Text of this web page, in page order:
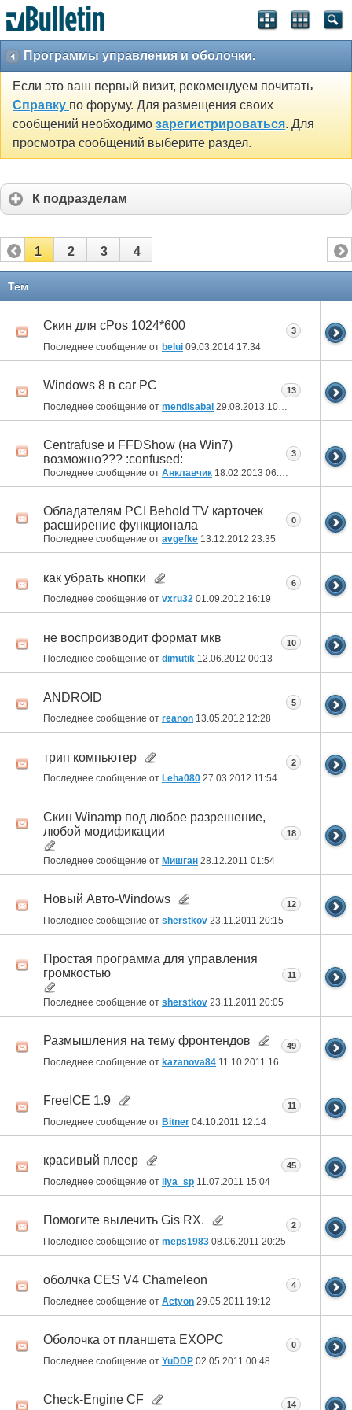
Программы управления и оболочки.
Если это ваш первый визит, рекомендуем почитать
Справку по форуму. Для размещения своих
сообщений необходимо зарегистрироваться. Для
просмотра сообщений выберите раздел.
К подразделам
1 2 3 4
Тем
Скин для cPos 1024*600
Последнее сообщение от belui 09.03.2014 17:34
3
Windows 8 в car PC
Последнее сообщение от mendisabal 29.08.2013 10:45
13
Centrafuse и FFDShow (на Win7)
возможно??? :confused:
Последнее сообщение от Анклавчик 18.02.2013 06:37
3
Обладателям PCI Behold TV карточек
расширение функционала
Последнее сообщение от avgefke 13.12.2012 23:35
0
как убрать кнопки
Последнее сообщение от vxru32 01.09.2012 16:19
6
не воспроизводит формат мкв
Последнее сообщение от dimutik 12.06.2012 00:13
10
ANDROID
Последнее сообщение от reanon 13.05.2012 12:28
5
трип компьютер
Последнее сообщение от Leha080 27.03.2012 11:54
2
Скин Winamp под любое разрешение,
любой модификации
Последнее сообщение от Мишган 28.12.2011 01:54
18
Новый Авто-Windows
Последнее сообщение от sherstkov 23.11.2011 20:15
12
Простая программа для управления
громкостью
Последнее сообщение от sherstkov 23.11.2011 20:05
11
Размышления на тему фронтендов
Последнее сообщение от kazanova84 11.10.2011 16:52
49
FreeICE 1.9
Последнее сообщение от Bitner 04.10.2011 12:14
11
красивый плеер
Последнее сообщение от ilya_sp 11.07.2011 15:04
45
Помогите вылечить Gis RX.
Последнее сообщение от meps1983 08.06.2011 20:25
2
оболчка CES V4 Chameleon
Последнее сообщение от Actyon 29.05.2011 19:12
4
Оболочка от планшета EXOPC
Последнее сообщение от YuDDP 02.05.2011 00:48
0
Check-Engine CF 14